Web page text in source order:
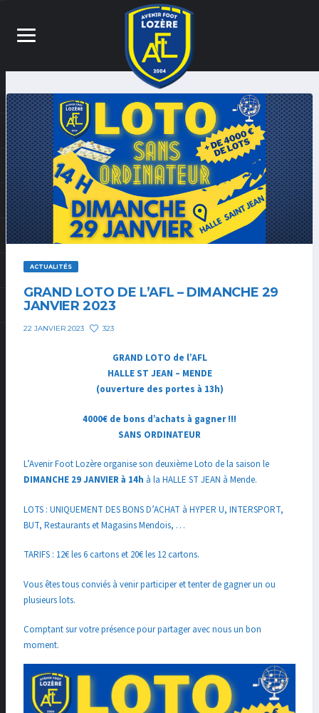
ACTUALITÉS
GRAND LOTO DE L’AFL – DIMANCHE 29
JANVIER 2023
22 JANVIER 2023 323
GRAND LOTO de l’AFL
HALLE ST JEAN – MENDE
(ouverture des portes à 13h)
4000€ de bons d’achats à gagner !!!
SANS ORDINATEUR
L’Avenir Foot Lozère organise son deuxième Loto de la saison le
DIMANCHE 29 JANVIER à 14h à la HALLE ST JEAN à Mende.
LOTS : UNIQUEMENT DES BONS D’ACHAT à HYPER U, INTERSPORT,
BUT, Restaurants et Magasins Mendois, …
TARIFS : 12€ les 6 cartons et 20€ les 12 cartons.
Vous êtes tous conviés à venir participer et tenter de gagner un ou
plusieurs lots.
Comptant sur votre présence pour partager avec nous un bon
moment.